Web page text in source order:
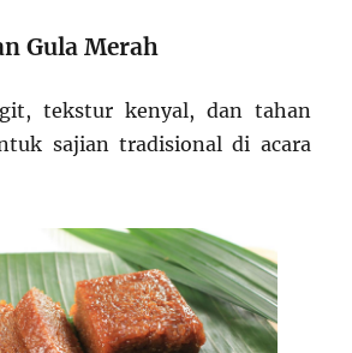
Gula Merah
tekstur kenyal, dan tahan
sajian tradisional di acara